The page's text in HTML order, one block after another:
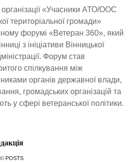
«Учасники АТО/ООС
територіальної громади»
форумі «Ветеран 360», який
з ініціативи Вінницької
Форум став
спілкування між
органів державної влади,
громадських організацій та
у сфері ветеранської політики.
POSTS